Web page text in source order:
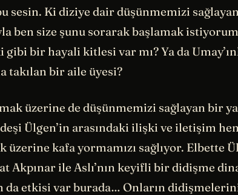
sesin. Ki diziye dair düşünmemizi
ben size şunu sorarak başlamak
gibi bir hayali kitlesi var mı? Ya da
takılan bir aile üyesi?
üzerine de düşünmemizi sağlayan bir
Ülgen’in arasındaki ilişki ve iletişim
üzerine kafa yormamızı sağlıyor. Elbette
Akpınar ile Aslı’nın keyifli bir didişme
da etkisi var burada… Onların